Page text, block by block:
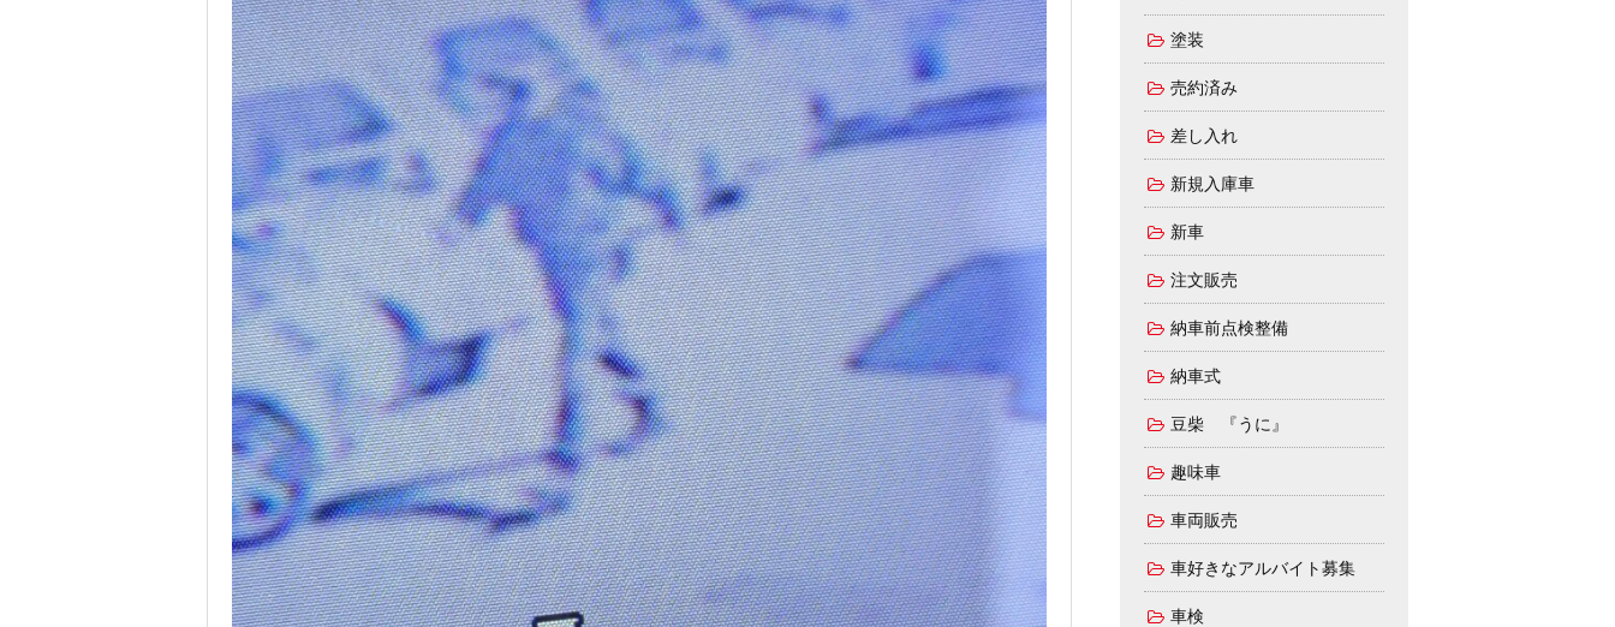
塗装
売約済み
差し入れ
新規入庫車
新車
注文販売
納車前点検整備
納車式
豆柴 『うに』
趣味車
車両販売
車好きなアルバイト募集
車検